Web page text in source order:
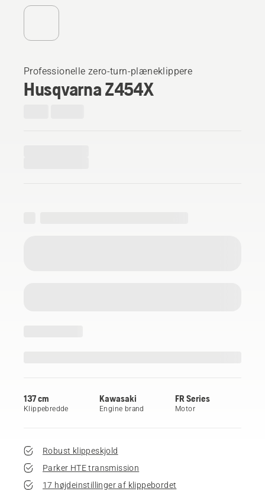
Professionelle zero-turn-plæneklippere
Husqvarna Z454X
137 cm
Klippebredde
Kawasaki
Engine brand
FR Series
Motor
Robust klippeskjold
Parker HTE transmission
17 højdeinstillinger af klippebordet